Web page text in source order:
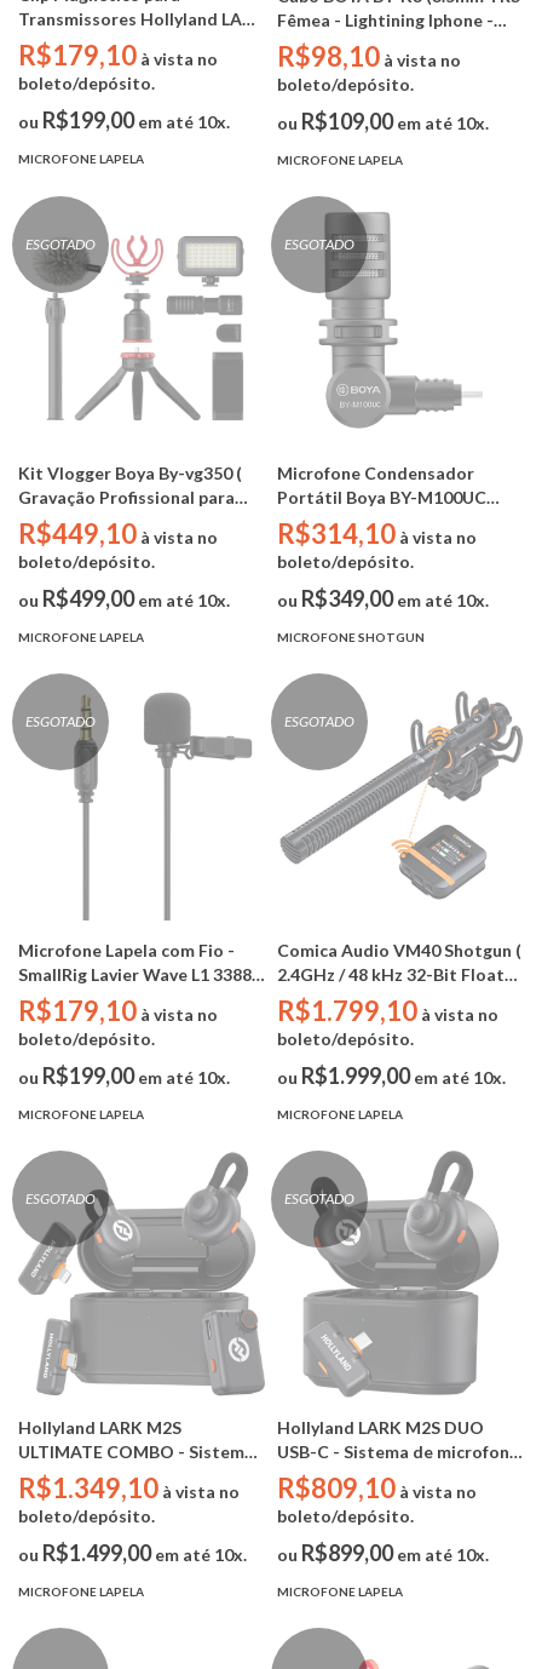
Transmissores Hollyland LARK
M2 (2 unidades)
R$179,10 à vista no
boleto/depósito.
ou R$199,00em até 10x.
MICROFONE LAPELA
Fêmea - Lightining Iphone -
6cm)
R$98,10 à vista no
boleto/depósito.
ou R$109,00em até 10x.
MICROFONE LAPELA
ESGOTADO
Kit Vlogger Boya By-vg350 (
Gravação Profissional para
Smartphone - Tripé / Led /
Microfone BY-MM1)
R$449,10 à vista no
boleto/depósito.
ou R$499,00em até 10x.
MICROFONE LAPELA
ESGOTADO
Microfone Condensador
Portátil Boya BY-M100UC
(entrada usb-c)
R$314,10 à vista no
boleto/depósito.
ou R$349,00em até 10x.
MICROFONE SHOTGUN
ESGOTADO
Microfone Lapela com Fio -
SmallRig Lavier Wave L1 3388B
( TRRS / TRS - 3.5mm )
R$179,10 à vista no
boleto/depósito.
ou R$199,00em até 10x.
MICROFONE LAPELA
ESGOTADO
Comica Audio VM40 Shotgun (
2.4GHz / 48 kHz 32-Bit Float
Recording / 32GB )
R$1.799,10 à vista no
boleto/depósito.
ou R$1.999,00em até 10x.
MICROFONE LAPELA
ESGOTADO
Hollyland LARK M2S
ULTIMATE COMBO - Sistema
de microfone sem fio para 2
pessoas (Camera RX +
LIGHTNING RX + USB-C RX)
R$1.349,10 à vista no
boleto/depósito.
ou R$1.499,00em até 10x.
MICROFONE LAPELA
ESGOTADO
Hollyland LARK M2S DUO
USB-C - Sistema de microfone
sem fio para 2 pessoas (USB-C
RX)
R$809,10 à vista no
boleto/depósito.
ou R$899,00em até 10x.
MICROFONE LAPELA